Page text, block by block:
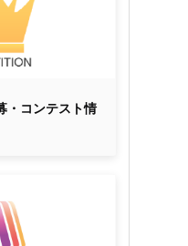
・コンテスト情